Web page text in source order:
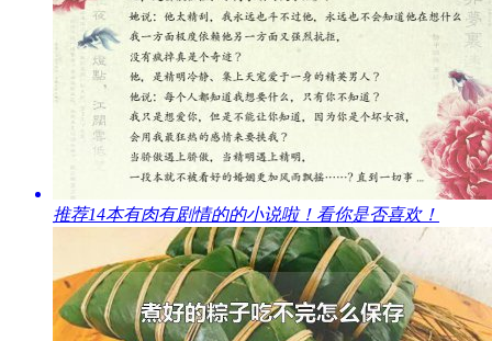
​推荐14本有肉有剧情的的小说啦！看你是否喜欢！